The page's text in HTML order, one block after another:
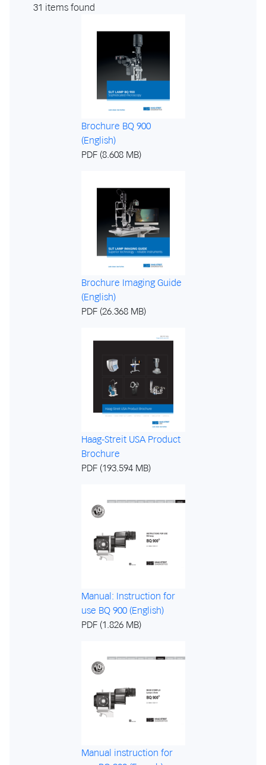
31 items found
Brochure BQ 900
(English)
PDF (8.608 MB)
Brochure Imaging Guide
(English)
PDF (26.368 MB)
Haag-Streit USA Product
Brochure
PDF (193.594 MB)
Manual: Instruction for
use BQ 900 (English)
PDF (1.826 MB)
Manual instruction for